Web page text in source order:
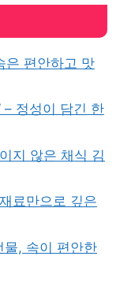
은 편안하고 맛
– 정성이 담긴 한
지 않은 채식 김
료만으로 깊은
물, 속이 편안한